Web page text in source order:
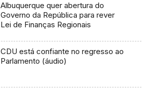
Albuquerque quer abertura do
Governo da República para rever
Lei de Finanças Regionais
CDU está confiante no regresso ao
Parlamento (áudio)